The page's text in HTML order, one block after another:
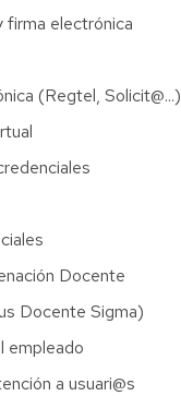
firma electrónica
(Regtel, Solicit@...)
Docente
Docente Sigma)
empleado
a usuari@s